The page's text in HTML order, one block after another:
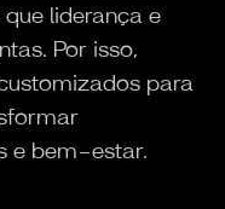
liderança e
Por isso,
para
e bem-estar.